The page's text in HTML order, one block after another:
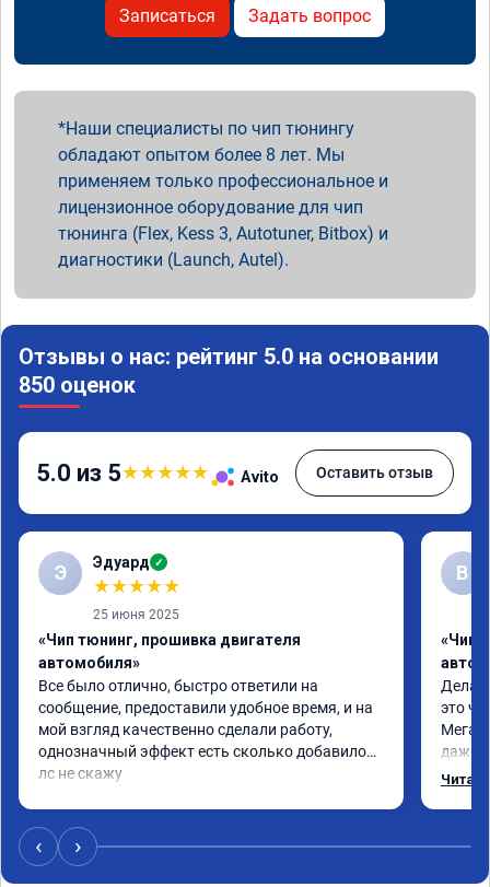
Записаться Задать вопрос
Наши специалисты по чип тюнингу
обладают опытом более 8 лет. Мы
применяем только профессиональное и
лицензионное оборудование для чип
тюнинга (Flex, Kess 3, Autotuner, Bitbox) и
диагностики (Launch, Autel).
Отзывы о нас: рейтинг 5.0 на основании
850 оценок
5.0 из 5★★★★★ Avito Оставить отзыв
Э Эдуард ✓
★★★★★
25 июня 2025
«Чип тюнинг, прошивка двигателя
автомобиля»
Все было отлично, быстро ответили на
сообщение, предоставили удобное время, и на
мой взгляд качественно сделали работу,
однозначный эффект есть сколько добавилось
лс не скажу
В
«Чип
Делал
это
Мега
даже
одно
‹ ›